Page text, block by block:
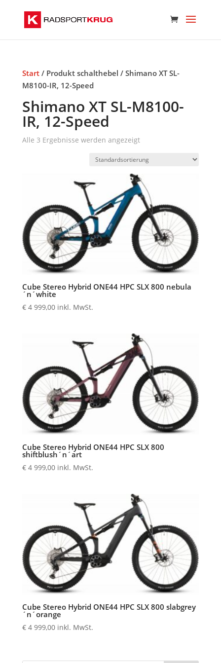
Start/ Produkt schalthebel / Shimano XT SL-
M8100-IR, 12-Speed
Shimano XT SL-M8100-
IR, 12-Speed
Alle 3 Ergebnisse werden angezeigt
Cube Stereo Hybrid ONE44 HPC SLX 800 nebula
´n´white
€4 999,00 inkl. MwSt.
Cube Stereo Hybrid ONE44 HPC SLX 800
shiftblush´n´art
€4 999,00 inkl. MwSt.
Cube Stereo Hybrid ONE44 HPC SLX 800 slabgrey
´n´orange
€4 999,00 inkl. MwSt.